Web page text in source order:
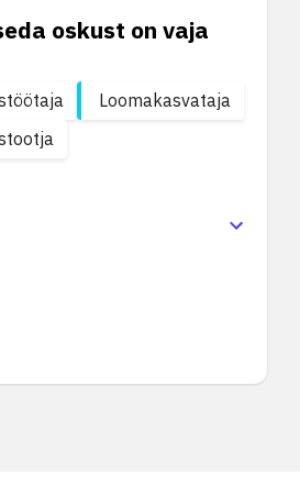
oskust on vaja
Loomakasvataja